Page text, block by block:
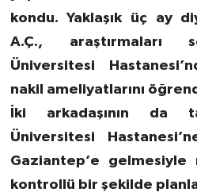
kondu. Yaklaşık üç ay
A.Ç., araştırmaları
Üniversitesi
nakil ameliyatlarını
İki arkadaşının da
Üniversitesi
Gaziantep’e gelmesiyle
kontrollü bir şekilde